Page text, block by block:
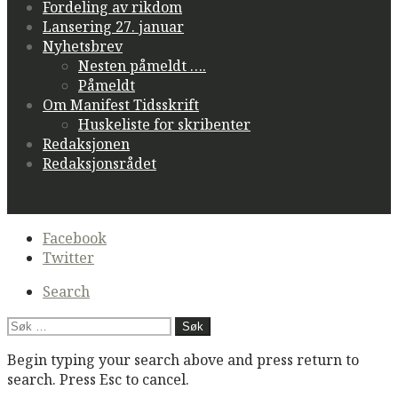
Fordeling av rikdom
Lansering 27. januar
Nyhetsbrev
Nesten påmeldt ….
Påmeldt
Om Manifest Tidsskrift
Huskeliste for skribenter
Redaksjonen
Redaksjonsrådet
Secondary
navigation
Facebook
Twitter
Search
Søk
Begin typing your search above and press return to
search. Press Esc to cancel.